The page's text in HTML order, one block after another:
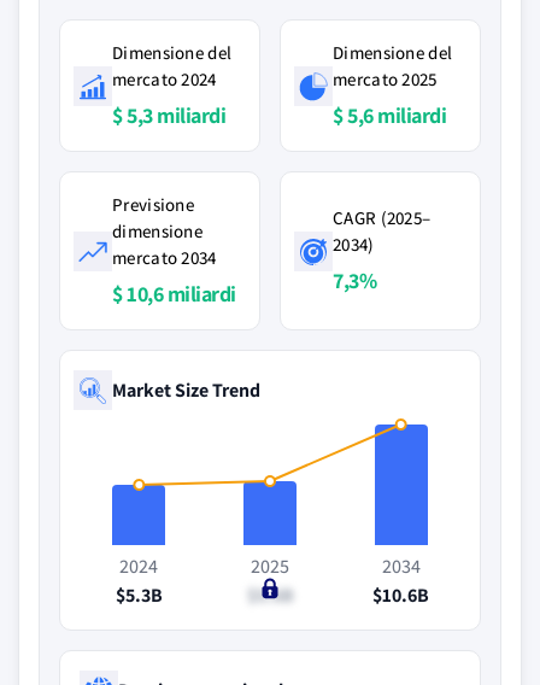
Dimensione del
mercato 2024
$ 5,3 miliardi
Dimensione del
mercato 2025
$ 5,6 miliardi
Previsione
dimensione
mercato 2034
$ 10,6 miliardi
CAGR (2025–
2034)
7,3%
Market Size Trend
2024
$5.3B
2025
$5.6B
2034
$10.6B